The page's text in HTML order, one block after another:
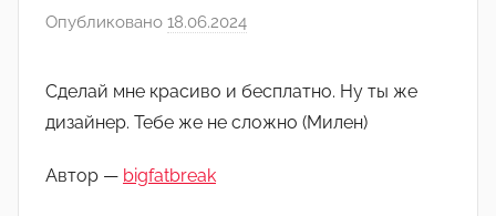
Опубликовано 18.06.2024
т
Сделай мне красиво и бесплатно. Ну ты же
дизайнер. Тебе же не сложно (Милен)
Автор — bigfatbreak